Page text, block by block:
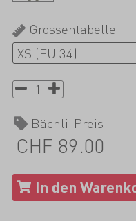
Grössentabelle
Bächli-Preis
CHF 89.00